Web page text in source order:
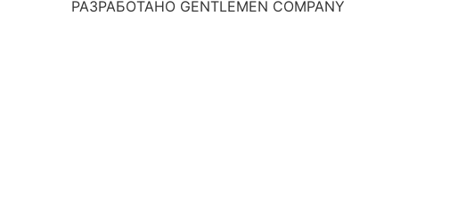
РАЗРАБОТАНО GENTLEMEN COMPANY